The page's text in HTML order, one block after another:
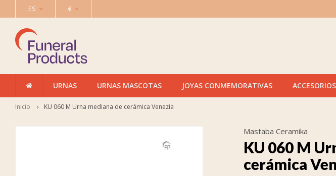
ES €
URNAS URNAS MASCOTAS JOYAS CONMEMORATIVAS ACCESORIOS
Inicio KU 060 M Urna mediana de cerámica Venezia
Mastaba Ceramika
KU 060 M
cerámica